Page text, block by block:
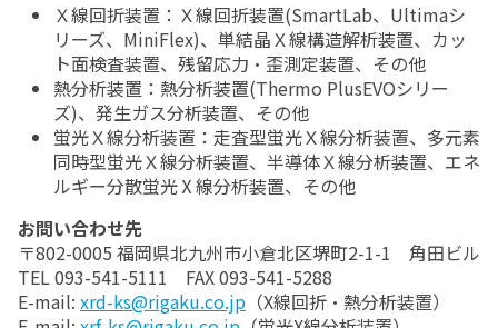
Ｘ線回折装置：Ｘ線回折装置(SmartLab、Ultimaシ
リーズ、MiniFlex)、単結晶Ｘ線構造解析装置、カッ
ト面検査装置、残留応力・歪測定装置、その他
熱分析装置：熱分析装置(Thermo PlusEVOシリー
ズ)、発生ガス分析装置、その他
蛍光Ｘ線分析装置：走査型蛍光Ｘ線分析装置、多元素
同時型蛍光Ｘ線分析装置、半導体Ｘ線分析装置、エネ
ルギー分散蛍光Ⅹ線分析装置、その他
お問い合わせ先
〒802-0005 福岡県北九州市小倉北区堺町2-1-1 角田ビル
TEL 093-541-5111 FAX 093-541-5288
E-mail: xrd-ks@rigaku.co.jp （X線回折・熱分析装置）